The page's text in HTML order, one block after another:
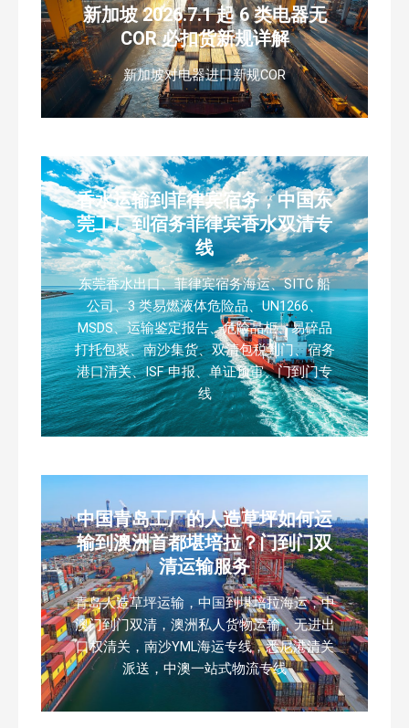
新加坡 2026.7.1 起 6 类电器无
COR 必扣货新规详解
新加坡对电器进口新规COR
香水运输到菲律宾宿务，中国东
莞工厂到宿务菲律宾香水双清专
线
东莞香水出口、菲律宾宿务海运、SITC 船
公司、3 类易燃液体危险品、UN1266、
MSDS、运输鉴定报告、危险品柜、易碎品
打托包装、南沙集货、双清包税到门、宿务
港口清关、ISF 申报、单证预审、门到门专
线
中国青岛工厂的人造草坪如何运
输到澳洲首都堪培拉？门到门双
清运输服务
青岛人造草坪运输，中国到堪培拉海运，中
澳门到门双清，澳洲私人货物运输，无进出
口权清关，南沙YML海运专线，悉尼港清关
派送，中澳一站式物流专线